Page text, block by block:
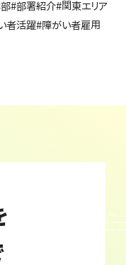
#部署紹介#関東エリア
者活躍#障がい者雇用